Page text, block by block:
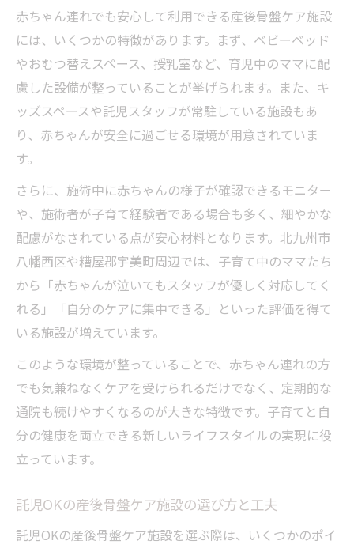
赤ちゃん連れでも安心して利用できる産後骨盤ケア施設
には、いくつかの特徴があります。まず、ベビーベッド
やおむつ替えスペース、授乳室など、育児中のママに配
慮した設備が整っていることが挙げられます。また、キ
ッズスペースや託児スタッフが常駐している施設もあ
り、赤ちゃんが安全に過ごせる環境が用意されていま
す。
さらに、施術中に赤ちゃんの様子が確認できるモニター
や、施術者が子育て経験者である場合も多く、細やかな
配慮がなされている点が安心材料となります。北九州市
八幡西区や糟屋郡宇美町周辺では、子育て中のママたち
から「赤ちゃんが泣いてもスタッフが優しく対応してく
れる」「自分のケアに集中できる」といった評価を得て
いる施設が増えています。
このような環境が整っていることで、赤ちゃん連れの方
でも気兼ねなくケアを受けられるだけでなく、定期的な
通院も続けやすくなるのが大きな特徴です。子育てと自
分の健康を両立できる新しいライフスタイルの実現に役
立っています。
託児OKの産後骨盤ケア施設の選び方と工夫
託児OKの産後骨盤ケア施設を選ぶ際は、いくつかのポイ